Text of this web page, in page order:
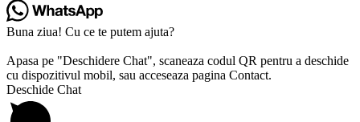
Buna ziua! Cu ce te putem ajuta?
Apasa pe "Deschidere Chat", scaneaza codul QR pentru a deschide
cu dispozitivul mobil, sau acceseaza pagina Contact.
Deschide Chat